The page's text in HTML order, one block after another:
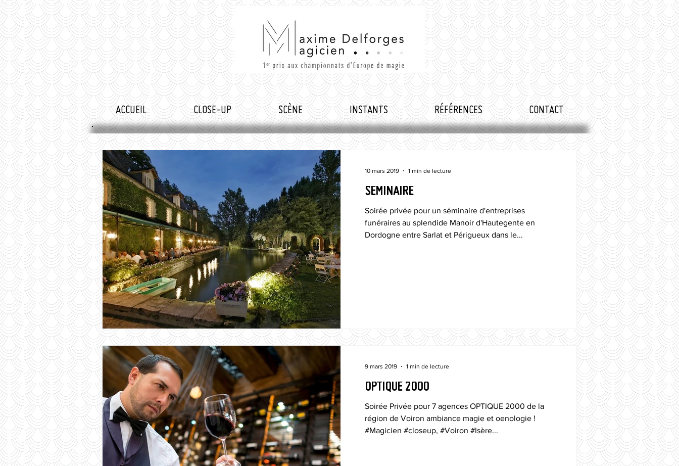
axime Delforges
agicien
M
ACCUEIL CLOSE-UP SCÈNE INSTANTS RÉFÉRENCES CONTACT
SEMINAIRE
Soirée privée pour un séminaire d'entreprises
funéraires au splendide Manoir d'Hautegente en
Dordogne entre Sarlat et Périgueux dans le...
10 mars 2019 1 min de lecture
OPTIQUE 2000
Soirée Privée pour 7 agences OPTIQUE 2000 de la
région de Voiron ambiance magie et oenologie !
#Magicien #closeup, #Voiron #Isère...
9 mars 2019 1 min de lecture